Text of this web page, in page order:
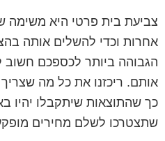
צביעת בית פרטי היא משימה
אחרות וכדי להשלים אותה
הגבוהה ביותר לכספכם חשוב
אותם. ריכזנו את כל מה
כך שהתוצאות שיתקבלו יהיו
שתצטרכו לשלם מחירים